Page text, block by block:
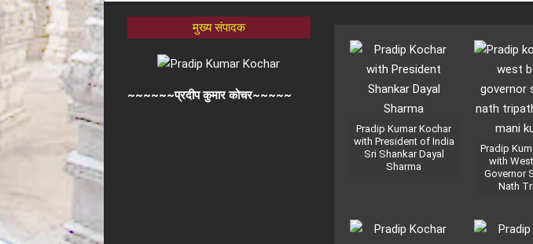
मुख्य संपादक
~~~~~~प्रदीप कुमार कोचर~~~~~
Pradip Kumar Kochar
with President of India
Sri Shankar Dayal
Sharma
Pradip
with
Governor
Nath